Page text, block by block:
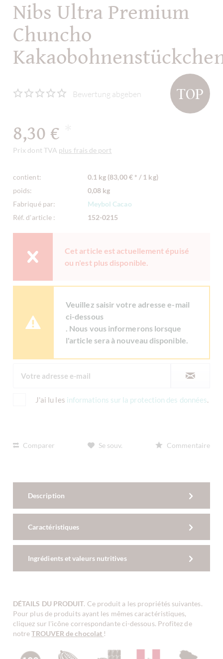
Nibs Ultra Premium
Chuncho
TOP
Bewertung abgeben
8,30 €
Prix dont TVA plus frais de port
contient:
0.1 kg (83,00 € * / 1 kg)
poids:
0,08 kg
Fabriqué par:
Meybol Cacao
Réf. d'article :
152-0215
Cet article est actuellement épuisé
ou n'est plus disponible.
Veuillez saisir votre adresse e-mail
ci-dessous
. Nous vous informerons lorsque
l'article sera à nouveau disponible.
J'ai lu les informations sur la protection des données.
Comparer Se souv. Commentaire
Description
Caractéristiques
Ingrédients et valeurs nutritives
DÉTAILS DU PRODUIT. Ce produit a les propriétés suivantes.
Pour plus de produits ayant les mêmes caractéristiques,
cliquez sur l'icône correspondante ci-dessous. Profitez de
notreTROUVER de chocolat !